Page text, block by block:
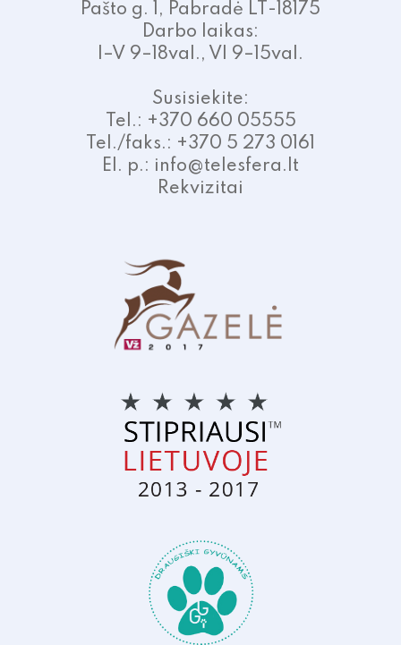
Pašto g. 1, Pabradė LT-18175
Darbo laikas:
I–V 9–18val., VI 9–15val.
Susisiekite:
Tel.: +370 660 05555
Tel./faks.: +370 5 273 0161
El. p.: info@telesfera.lt
Rekvizitai